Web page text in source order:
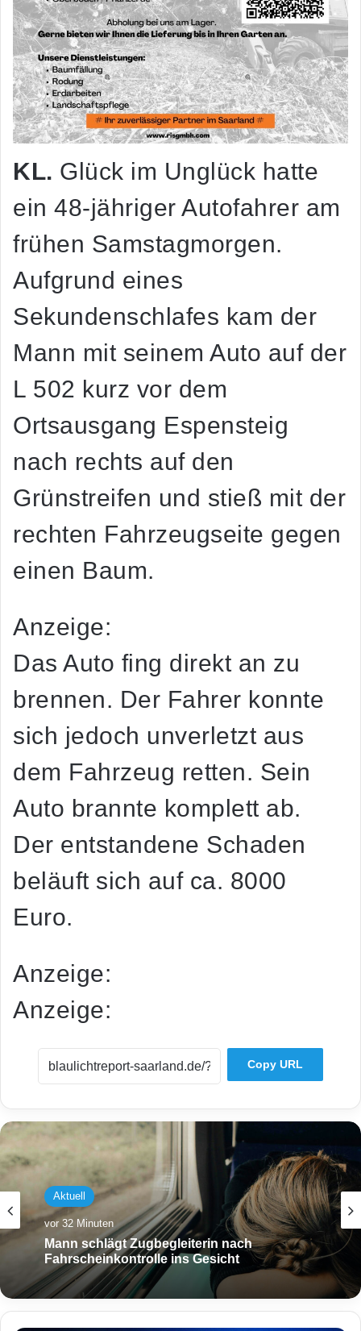
KL. Glück im Unglück hatte
ein 48-jähriger Autofahrer am
frühen Samstagmorgen.
Aufgrund eines
Sekundenschlafes kam der
Mann mit seinem Auto auf der
L 502 kurz vor dem
Ortsausgang Espensteig
nach rechts auf den
Grünstreifen und stieß mit der
rechten Fahrzeugseite gegen
einen Baum.
Anzeige:
Das Auto fing direkt an zu
brennen. Der Fahrer konnte
sich jedoch unverletzt aus
dem Fahrzeug retten. Sein
Auto brannte komplett ab.
Der entstandene Schaden
beläuft sich auf ca. 8000
Euro.
Anzeige:
Anzeige:
Copy URL
Aktuell
vor 32 Minuten
Mann schlägt Zugbegleiterin nach
Fahrscheinkontrolle ins Gesicht